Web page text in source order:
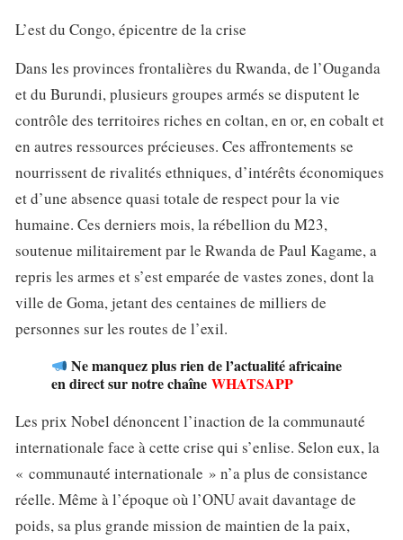
L’est du Congo, épicentre de la crise
Dans les provinces frontalières du Rwanda, de l’Ouganda
et du Burundi, plusieurs groupes armés se disputent le
contrôle des territoires riches en coltan, en or, en cobalt et
en autres ressources précieuses. Ces affrontements se
nourrissent de rivalités ethniques, d’intérêts économiques
et d’une absence quasi totale de respect pour la vie
humaine. Ces derniers mois, la rébellion du M23,
soutenue militairement par le Rwanda de Paul Kagame, a
repris les armes et s’est emparée de vastes zones, dont la
ville de Goma, jetant des centaines de milliers de
personnes sur les routes de l’exil.
Ne manquez plus rien de l’actualité africaine
en direct sur notre chaîne WHATSAPP
Les prix Nobel dénoncent l’inaction de la communauté
internationale face à cette crise qui s’enlise. Selon eux, la
« communauté internationale » n’a plus de consistance
réelle. Même à l’époque où l’ONU avait davantage de
poids, sa plus grande mission de maintien de la paix,